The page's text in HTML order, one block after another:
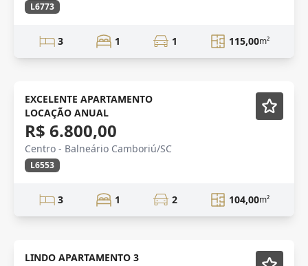
L6773
3 1 1 115,00m²
Mobiliado
EXCELENTE APARTAMENTO
LOCAÇÃO ANUAL
R$ 6.800,00
Centro - Balneário Camboriú/SC
L6553
3 1 2 104,00m²
LINDO APARTAMENTO 3